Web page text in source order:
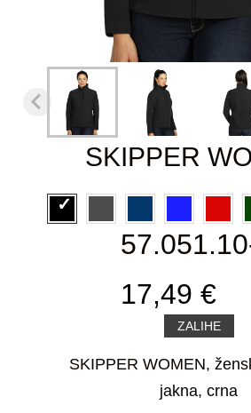
SKIPPER
17,49 €
ZALIHE
SKIPPER WOMEN,
jakna, crna